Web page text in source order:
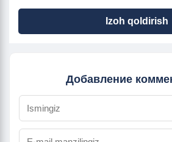
Izoh qoldirish
Добавление